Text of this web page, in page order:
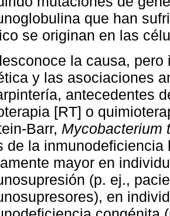
que han
se originan en las
la causa,
y las asociaciones
antecedentes
[RT] o
Barr, Mycobacterium
de la
mayor en
(p. ej.,
en